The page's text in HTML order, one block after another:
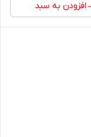
افزودن به سبد